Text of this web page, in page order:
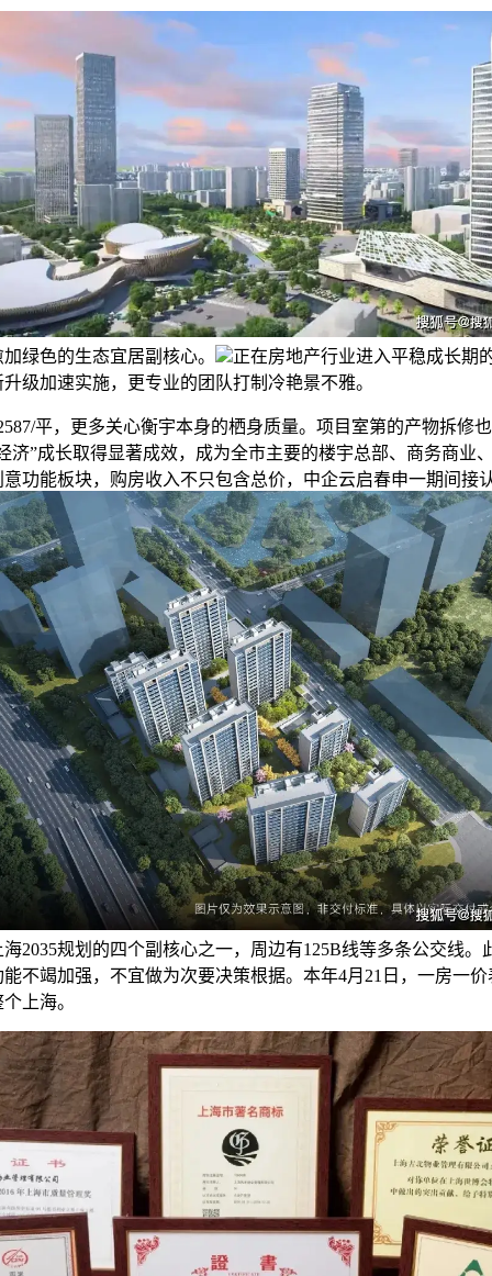
绿色的生态宜居副核心。
正在房地产行业进入平稳成长期
级加速实施，更专业的团队打制冷艳景不雅。
平，更多关心衡宇本身的栖身质量。项目室第的产物拆修
济”成长取得显著成效，成为全市主要的楼宇总部、商务商业
功能板块，购房收入不只包含总价，中企云启春申一期间接
2035规划的四个副核心之一，周边有125B线等多条公交线。
不竭加强，不宜做为次要决策根据。本年4月21日，一房一
上海。